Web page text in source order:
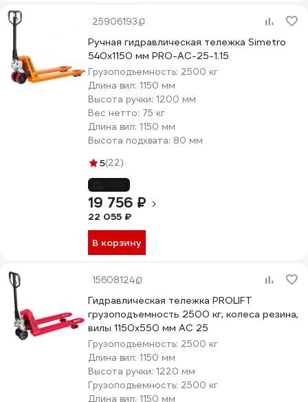
25906193
Ручная гидравлическая тележка Simetro
540x1150 мм PRO-AC-25-1.15
Грузоподъемность: 2500 кг
Длина вил: 1150 мм
Высота ручки: 1200 мм
Вес нетто: 75 кг
Длина вил: 1150 мм
Высота подхвата: 80 мм
5(22)
19 756 ₽
22 055 ₽
В корзину
15608124
Гидравлическая тележка PROLIFT
грузоподъемность 2500 кг, колеса резина,
вилы 1150x550 мм AC 25
Грузоподъемность: 2500 кг
Длина вил: 1150 мм
Высота ручки: 1220 мм
Грузоподъемность: 2500 кг
Длина вил: 1150 мм